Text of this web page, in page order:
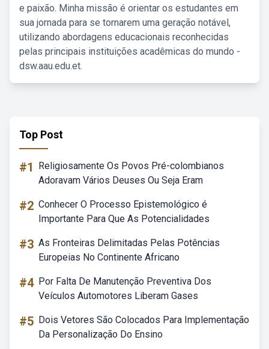
e paixão. Minha missão é orientar os estudantes em
sua jornada para se tornarem uma geração notável,
utilizando abordagens educacionais reconhecidas
pelas principais instituições acadêmicas do mundo -
dsw.aau.edu.et.
Top Post
#1
Religiosamente Os Povos Pré-colombianos
Adoravam Vários Deuses Ou Seja Eram
#2 Conhecer O Processo Epistemológico é
Importante Para Que As Potencialidades
#3 As Fronteiras Delimitadas Pelas Potências
Europeias No Continente Africano
#4 Por Falta De Manutenção Preventiva Dos
Veículos Automotores Liberam Gases
#5 Dois Vetores São Colocados Para Implementação
Da Personalização Do Ensino